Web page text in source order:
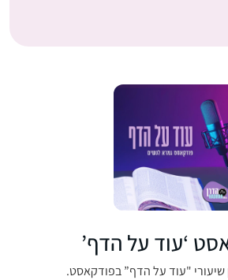
‘עוד על הדף’
שיעורי "עוד על הדף” בפודקאסט.